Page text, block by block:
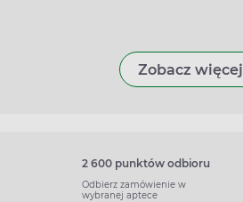
Zobacz więcej
2 600 punktów odbioru
Odbierz zamówienie w
wybranej aptece